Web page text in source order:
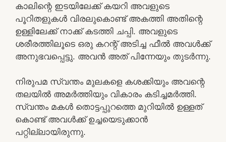
കാലിന്റെ ഇടയിലേക്ക് കയറി അവളുടെ
പൂറിതളുകൾ വിരലുകൊണ്ട് അകത്തി അതിന്റെ
ഉള്ളിലേക്ക് നാക്ക് കടത്തി ചപ്പി. അവളുടെ
ശരീരത്തിലൂടെ ഒരു കറന്റ് അടിച്ച ഫീൽ അവൾക്ക്
അനുഭവപ്പെട്ടു. അവൻ അത് പിന്നേയും തുടർന്നു.
നിരുപമ സ്വന്തം മുലകളെ കശക്കിയും അവന്റെ
തലയിൽ അമർത്തിയും വികാരം കടിച്ചമർത്തി.
സ്വന്തം മകൾ തൊട്ടപ്പുറത്തെ മുറിയിൽ ഉള്ളത്
കൊണ്ട് അവൾക്ക് ഉച്ചയെടുക്കാൻ
പറ്റില്ലായിരുന്നു.